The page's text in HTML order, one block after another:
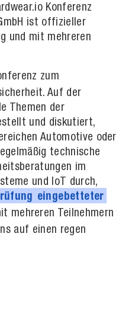
Konferenz
ist offizieller
und mit mehreren
zum
Auf der
Themen der
und diskutiert,
Automotive oder
technische
im
und IoT durch,
eingebetteter
mehreren Teilnehmern
auf einen regen